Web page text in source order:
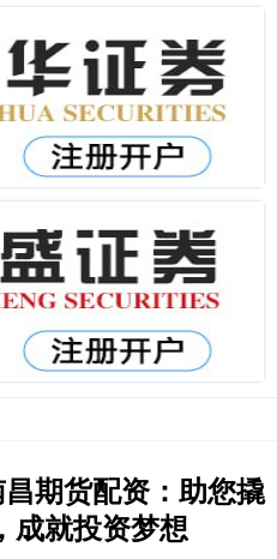
期货配资：助您撬
成就投资梦想